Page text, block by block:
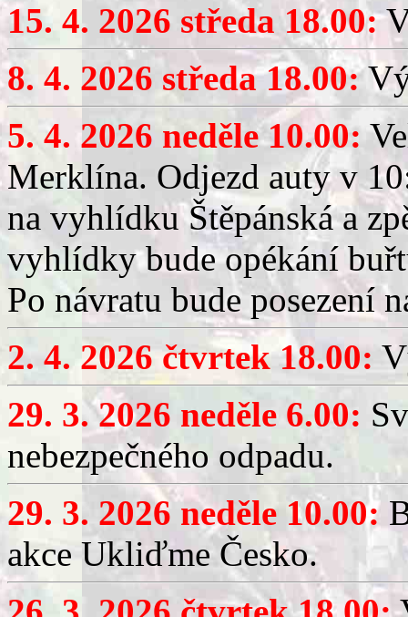
15. 4. 2026 středa 18.00:
8. 4. 2026 středa 18.00:
5. 4. 2026 neděle 10.00:
Merklína. Odjezd auty v
na vyhlídku Štěpánská a
vyhlídky bude opékání
Po návratu bude posezení
2. 4. 2026 čtvrtek 18.00:
29. 3. 2026 neděle 6.00:
nebezpečného odpadu.
29. 3. 2026 neděle 10.00:
akce Ukliďme Česko.